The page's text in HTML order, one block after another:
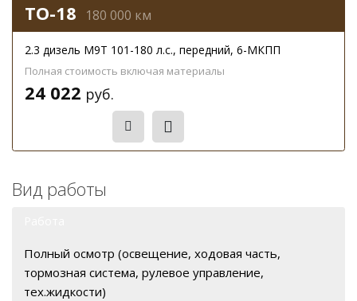
ТО-18 180 000 км
2.3 дизель M9T 101-180 л.с., передний, 6-МКПП
Полная стоимость включая материалы
24 022 руб.
Вид работы
Полный осмотр (освещение, ходовая часть,
тормозная система, рулевое управление,
тех.жидкости)